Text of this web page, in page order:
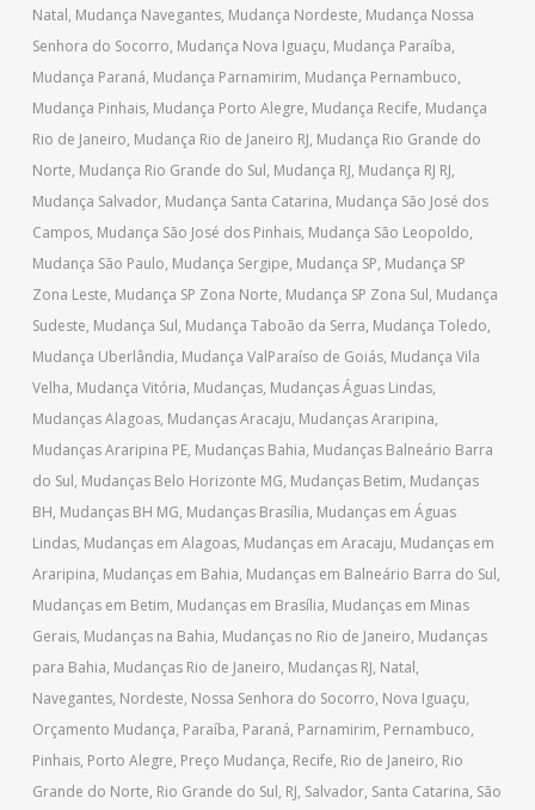
Natal, Mudança Navegantes, Mudança Nordeste, Mudança Nossa
Senhora do Socorro, Mudança Nova Iguaçu, Mudança Paraíba,
Mudança Paraná, Mudança Parnamirim, Mudança Pernambuco,
Mudança Pinhais, Mudança Porto Alegre, Mudança Recife, Mudança
Rio de Janeiro, Mudança Rio de Janeiro RJ, Mudança Rio Grande do
Norte, Mudança Rio Grande do Sul, Mudança RJ, Mudança RJ RJ,
Mudança Salvador, Mudança Santa Catarina, Mudança São José dos
Campos, Mudança São José dos Pinhais, Mudança São Leopoldo,
Mudança São Paulo, Mudança Sergipe, Mudança SP, Mudança SP
Zona Leste, Mudança SP Zona Norte, Mudança SP Zona Sul, Mudança
Sudeste, Mudança Sul, Mudança Taboão da Serra, Mudança Toledo,
Mudança Uberlândia, Mudança ValParaíso de Goiás, Mudança Vila
Velha, Mudança Vitória, Mudanças, Mudanças Águas Lindas,
Mudanças Alagoas, Mudanças Aracaju, Mudanças Araripina,
Mudanças Araripina PE, Mudanças Bahia, Mudanças Balneário Barra
do Sul, Mudanças Belo Horizonte MG, Mudanças Betim, Mudanças
BH, Mudanças BH MG, Mudanças Brasília, Mudanças em Águas
Lindas, Mudanças em Alagoas, Mudanças em Aracaju, Mudanças em
Araripina, Mudanças em Bahia, Mudanças em Balneário Barra do Sul,
Mudanças em Betim, Mudanças em Brasília, Mudanças em Minas
Gerais, Mudanças na Bahia, Mudanças no Rio de Janeiro, Mudanças
para Bahia, Mudanças Rio de Janeiro, Mudanças RJ, Natal,
Navegantes, Nordeste, Nossa Senhora do Socorro, Nova Iguaçu,
Orçamento Mudança, Paraíba, Paraná, Parnamirim, Pernambuco,
Pinhais, Porto Alegre, Preço Mudança, Recife, Rio de Janeiro, Rio
Grande do Norte, Rio Grande do Sul, RJ, Salvador, Santa Catarina, São